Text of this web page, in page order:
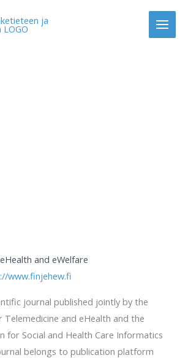
and eWelfare
www.finjehew.fi
journal published jointly by the
Telemedicine and eHealth and the
for Social and Health Care Informatics
belongs to publication platform